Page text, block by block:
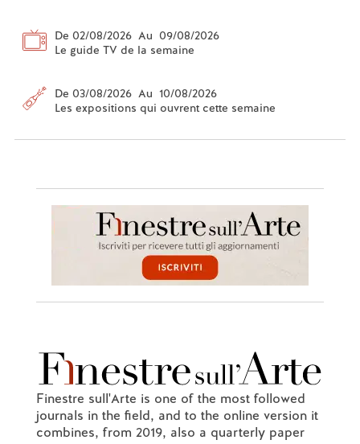
De 02/08/2026 Au 09/08/2026
Le guide TV de la semaine
De 03/08/2026 Au 10/08/2026
Les expositions qui ouvrent cette semaine
Finestre sull'Arte is one of the most followed
journals in the field, and to the online version it
combines, from 2019, also a quarterly paper